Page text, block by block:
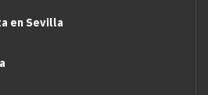
en Sevilla